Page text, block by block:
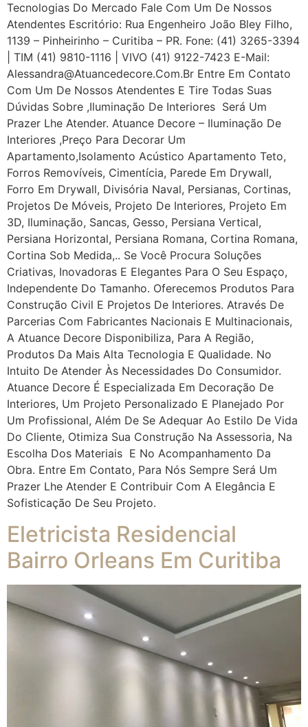
Tecnologias Do Mercado Fale Com Um De Nossos
Atendentes Escritório: Rua Engenheiro João Bley Filho,
1139 – Pinheirinho – Curitiba – PR. Fone: (41) 3265-3394
| TIM (41) 9810-1116 | VIVO (41) 9122-7423 E-Mail:
Alessandra@atuancedecore.com.br Entre Em Contato
Com Um De Nossos Atendentes E Tire Todas Suas
Dúvidas Sobre ,iluminação De Interiores Será Um
Prazer Lhe Atender. Atuance Decore – Iluminação De
Interiores ,Preço Para Decorar Um
Apartamento,Isolamento Acústico Apartamento Teto,
Forros Removíveis, Cimentícia, Parede Em Drywall,
Forro Em Drywall, Divisória Naval, Persianas, Cortinas,
Projetos De Móveis, Projeto De Interiores, Projeto Em
3D, Iluminação, Sancas, Gesso, Persiana Vertical,
Persiana Horizontal, Persiana Romana, Cortina Romana,
Cortina Sob Medida,.. Se Você Procura Soluções
Criativas, Inovadoras E Elegantes Para O Seu Espaço,
Independente Do Tamanho. Oferecemos Produtos Para
Construção Civil E Projetos De Interiores. Através De
Parcerias Com Fabricantes Nacionais E Multinacionais,
A Atuance Decore Disponibiliza, Para A Região,
Produtos Da Mais Alta Tecnologia E Qualidade. No
Intuito De Atender Às Necessidades Do Consumidor.
Atuance Decore É Especializada Em Decoração De
Interiores, Um Projeto Personalizado E Planejado Por
Um Profissional, Além De Se Adequar Ao Estilo De Vida
Do Cliente, Otimiza Sua Construção Na Assessoria, Na
Escolha Dos Materiais E No Acompanhamento Da
Obra. Entre Em Contato, Para Nós Sempre Será Um
Prazer Lhe Atender E Contribuir Com A Elegância E
Sofisticação De Seu Projeto.
Eletricista Residencial
Bairro Orleans Em Curitiba